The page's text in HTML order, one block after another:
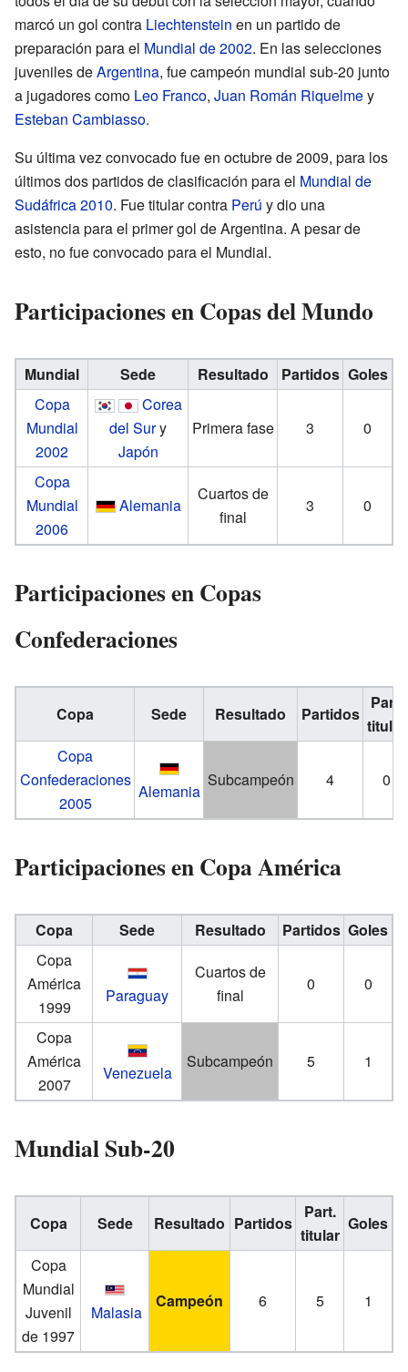
marcó un gol contra Liechtenstein en un partido de
preparación para el Mundial de 2002. En las selecciones
juveniles deArgentina, fue campeón mundial sub-20 junto
a jugadores como Leo Franco, Juan Román Riquelmey
Esteban Cambiasso.
Su última vez convocado fue en octubre de 2009, para los
últimos dos partidos de clasificación para el Mundial de
Sudáfrica 2010. Fue titular contra Perú y dio una
asistencia para el primer gol de Argentina. A pesar de
esto, no fue convocado para el Mundial.
Participaciones en Copas del Mundo
Mundial Sede Resultado Partidos Goles
Copa
Mundial
2002
Corea
del Sury
Japón
Primera fase 3 0
Copa
Mundial
2006
Alemania
Cuartos de
final
3 0
Participaciones en Copas
Confederaciones
Copa Sede Resultado Partidos
Part.
titular
Copa
Confederaciones
2005
Alemania
Subcampeón 4 0
Participaciones en Copa América
Copa Sede Resultado Partidos Goles
Copa
América
1999
Paraguay
Cuartos de
final
0 0
Copa
América
2007
Venezuela
Subcampeón 5 1
Mundial Sub-20
Copa Sede Resultado Partidos
Part.
titular
Goles
Copa
Mundial
Juvenil
de 1997
Malasia
Campeón 6 5 1